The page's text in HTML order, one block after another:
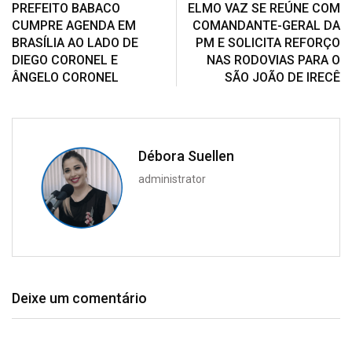
PREFEITO BABACO
CUMPRE AGENDA EM
BRASÍLIA AO LADO DE
DIEGO CORONEL E
ÂNGELO CORONEL
ELMO VAZ SE REÚNE COM
COMANDANTE-GERAL DA
PM E SOLICITA REFORÇO
NAS RODOVIAS PARA O
SÃO JOÃO DE IRECÊ
Débora Suellen
administrator
Deixe um comentário